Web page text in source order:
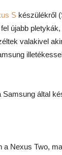
S készülékről
újabb
valakivel
által
a Nexus Two,